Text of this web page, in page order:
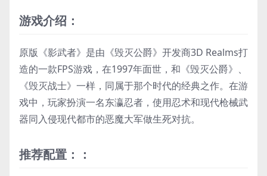
游戏介绍：
原版《影武者》是由《毁灭公爵》开发商3D Realms打
造的一款FPS游戏，在1997年面世，和《毁灭公爵》、
《毁灭战士》一样，同属于那个时代的经典之作。在游
戏中，玩家扮演一名东瀛忍者，使用忍术和现代枪械武
器同入侵现代都市的恶魔大军做生死对抗。
推荐配置：：